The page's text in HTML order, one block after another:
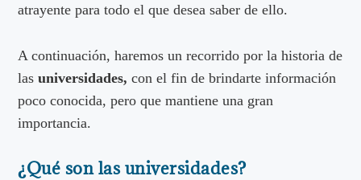
atrayente para todo el que desea saber de ello.
A continuación, haremos un recorrido por la historia de
lasuniversidades, con el fin de brindarte información
poco conocida, pero que mantiene una gran
importancia.
¿Qué son las universidades?